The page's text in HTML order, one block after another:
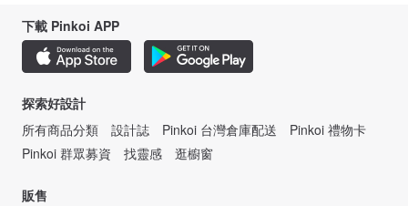
下載 Pinkoi APP
探索好設計
所有商品分類
設計誌 Pinkoi 台灣倉庫配送
Pinkoi 禮物卡
Pinkoi 群眾募資
找靈感 逛櫥窗
販售